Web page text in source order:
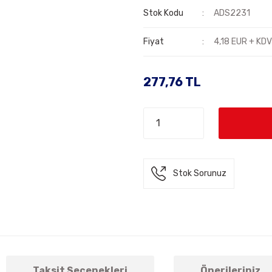
Stok Kodu ADS2231
Fiyat 4,18 EUR + KDV
277,76 TL
Stok Sorunuz